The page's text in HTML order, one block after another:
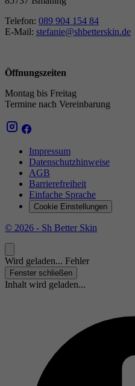
Telefon: 089 904 154 84
E-Mail: stefanie@shbetterskin.de
Öffnungszeiten
Montag bis Freitag
Termine nach Vereinbarung
Impressum
Datenschutzhinweise
AGB
Barrierefreiheit
Einfache Sprache
Cookie Einstellungen
© 2026 - Sh Better Skin
Wird geladen... Fehler
Fenster schließen
Inhalt wird geladen...